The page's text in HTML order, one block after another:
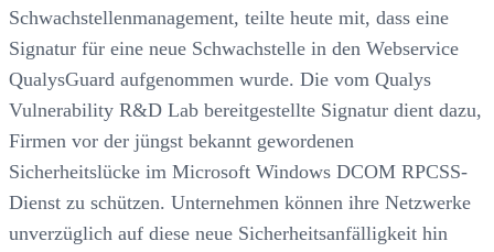
Schwachstellenmanagement, teilte heute mit, dass eine
Signatur für eine neue Schwachstelle in den Webservice
QualysGuard aufgenommen wurde. Die vom Qualys
Vulnerability R&D Lab bereitgestellte Signatur dient dazu,
Firmen vor der jüngst bekannt gewordenen
Sicherheitslücke im Microsoft Windows DCOM RPCSS-
Dienst zu schützen. Unternehmen können ihre Netzwerke
unverzüglich auf diese neue Sicherheitsanfälligkeit hin